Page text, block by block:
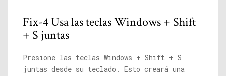
Fix-4 Usa las teclas Windows + Shift
+ S juntas
Presione las teclas Windows + Shift + S
juntas desde su teclado. Esto creará una